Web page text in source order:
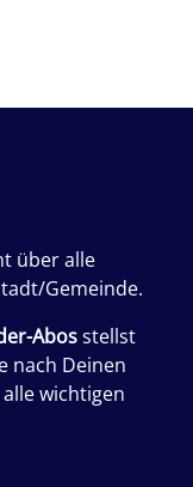
über alle
Gemeinde.
Abosstellst
nach Deinen
wichtigen